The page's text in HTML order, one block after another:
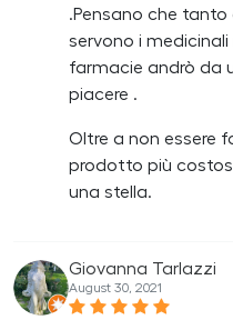
.Pensano che
servono i
farmacie andrò da
piacere .
Oltre a non essere
prodotto più
una stella.
Giovanna Tarlazzi
August 30, 2021